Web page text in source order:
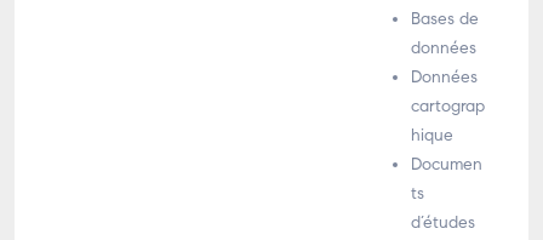
Bases de
données
Données
cartograp
hique
Documen
ts
d’études